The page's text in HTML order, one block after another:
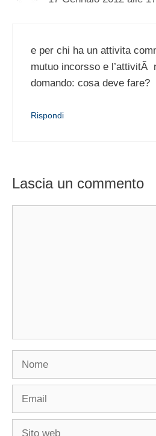
e per chi ha un attivita
mutuo incorsso e l’attivitÃ
domando: cosa deve fare?
Rispondi
Lascia un commento
Nome
Email
Sito